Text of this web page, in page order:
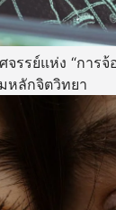
รรย์แห่ง “การจ้
หลักจิตวิทยา